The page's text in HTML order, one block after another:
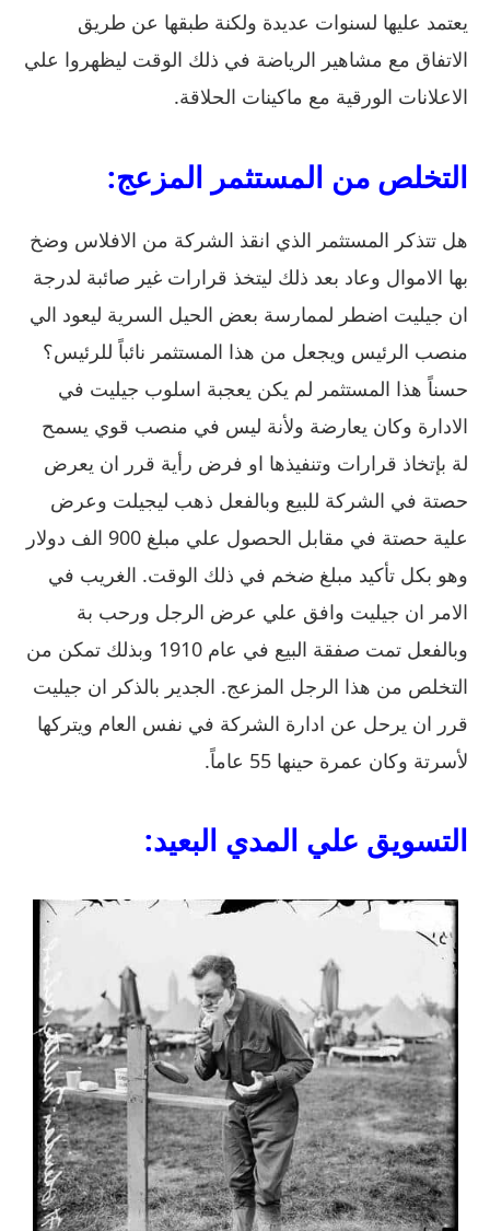
يعتمد عليها لسنوات عديدة ولكنة طبقها عن طريق
الاتفاق مع مشاهير الرياضة في ذلك الوقت ليظهروا علي
الاعلانات الورقية مع ماكينات الحلاقة.
التخلص من المستثمر المزعج:
هل تتذكر المستثمر الذي انقذ الشركة من الافلاس وضخ
بها الاموال وعاد بعد ذلك ليتخذ قرارات غير صائبة لدرجة
ان جيليت اضطر لممارسة بعض الحيل السرية ليعود الي
منصب الرئيس ويجعل من هذا المستثمر نائباً للرئيس؟
حسناً هذا المستثمر لم يكن يعجبة اسلوب جيليت في
الادارة وكان يعارضة ولأنة ليس في منصب قوي يسمح
لة بإتخاذ قرارات وتنفيذها او فرض رأية قرر ان يعرض
حصتة في الشركة للبيع وبالفعل ذهب ليجيلت وعرض
علية حصتة في مقابل الحصول علي مبلغ 900 الف دولار
وهو بكل تأكيد مبلغ ضخم في ذلك الوقت. الغريب في
الامر ان جيليت وافق علي عرض الرجل ورحب بة
وبالفعل تمت صفقة البيع في عام 1910 وبذلك تمكن من
التخلص من هذا الرجل المزعج. الجدير بالذكر ان جيليت
قرر ان يرحل عن ادارة الشركة في نفس العام ويتركها
لأسرتة وكان عمرة حينها 55 عاماً.
التسويق علي المدي البعيد: